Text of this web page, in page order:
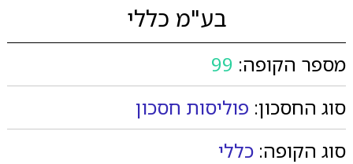
בע"מ כללי
מספר הקופה: 99
סוג החסכון: פוליסות חסכון
סוג הקופה: כללי